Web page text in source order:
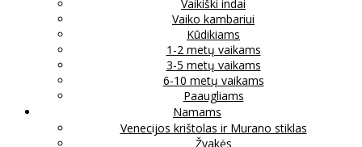
Vaikiški indai
Vaiko kambariui
Kūdikiams
1-2 metų vaikams
3-5 metų vaikams
6-10 metų vaikams
Paaugliams
Namams
Venecijos krištolas ir Murano stiklas
Žvakės